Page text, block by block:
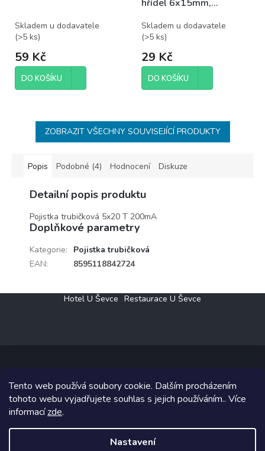
Tento web používá soubory cookie. Dalším procházením
tohoto webu vyjadřujete souhlas s jejich používáním.. Více
informacízde.
Nastavení
Skladem u dodavatele
(>5 ks)
59 Kč
DO KOŠÍKU
hřídel 6x15mm,
Skladem u dodavatele
(>5 ks)
29 Kč
DO KOŠÍKU
ZOBRAZIT VŠECHNY SOUVISEJÍCÍ PRODUKTY
Popis Podobné (4) Hodnocení Diskuze
Detailní popis produktu
Pojistka trubičková 5x20 T 200mA
Doplňkové parametry
Kategorie:
Pojistka trubičková
EAN: 8595118842724
Hotel U Ševce Restaurace U Ševce
Copyright 2026Elektro Klesný s.r.o.. Všechna práva vyhrazena.
Grafický návrh vytvořil a na Shoptet implementoval
Shoptetak.cz.